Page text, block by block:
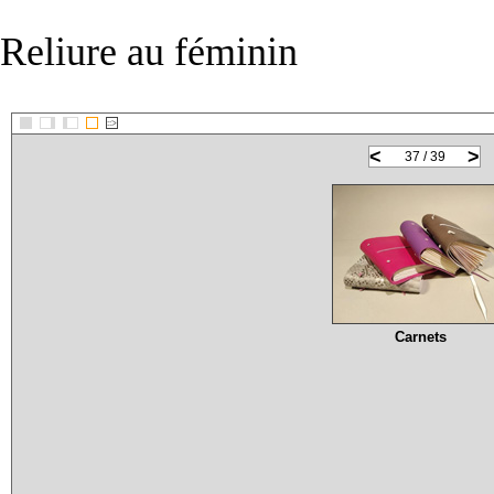
Reliure au féminin
::>
< >
37 / 39
Carnets